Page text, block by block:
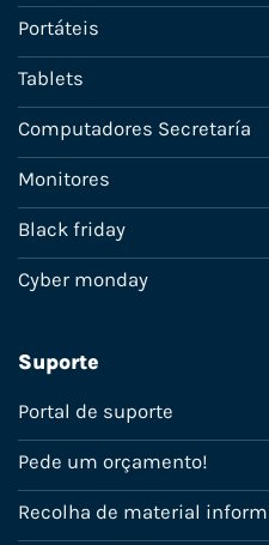
Portáteis
Tablets
Computadores Secretaría
Monitores
Black friday
Cyber monday
Suporte
Portal de suporte
Pede um orçamento!
Recolha de material